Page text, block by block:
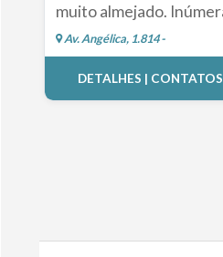
muito almejado.
Av. Angélica, 1.814 -
DETALHES |